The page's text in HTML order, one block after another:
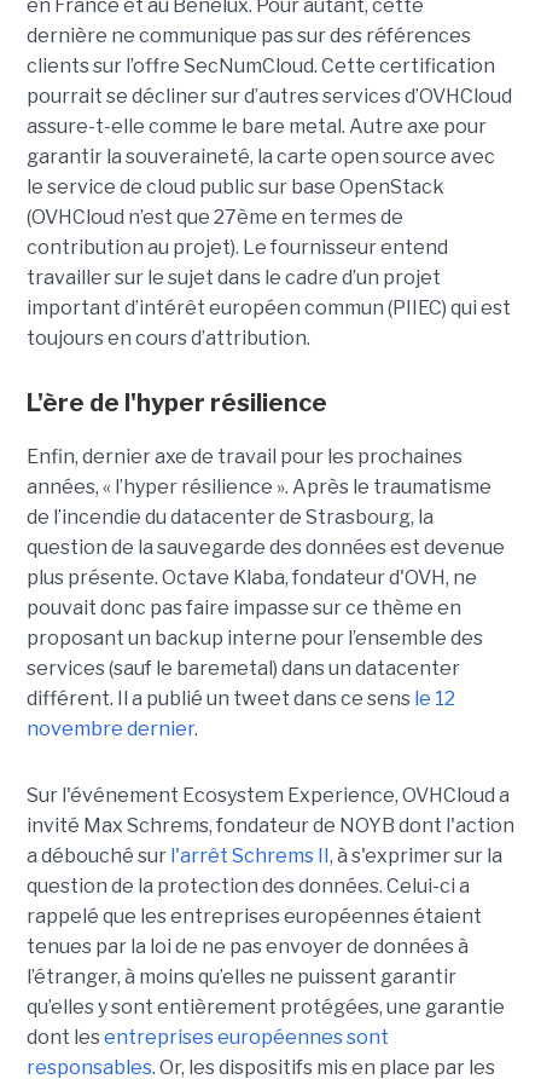
en France et au Benelux. Pour autant, cette
dernière ne communique pas sur des références
clients sur l’offre SecNumCloud. Cette certification
pourrait se décliner sur d’autres services d’OVHCloud
assure-t-elle comme le bare metal. Autre axe pour
garantir la souveraineté, la carte open source avec
le service de cloud public sur base OpenStack
(OVHCloud n’est que 27ème en termes de
contribution au projet). Le fournisseur entend
travailler sur le sujet dans le cadre d’un projet
important d’intérêt européen commun (PIIEC) qui est
toujours en cours d’attribution.
L'ère de l'hyper résilience
Enfin, dernier axe de travail pour les prochaines
années, « l’hyper résilience ». Après le traumatisme
de l’incendie du datacenter de Strasbourg, la
question de la sauvegarde des données est devenue
plus présente. Octave Klaba, fondateur d'OVH, ne
pouvait donc pas faire impasse sur ce thème en
proposant un backup interne pour l’ensemble des
services (sauf le baremetal) dans un datacenter
différent. Il a publié un tweet dans ce sens le 12
novembre dernier.
Sur l'événement Ecosystem Experience, OVHCloud a
invité Max Schrems, fondateur de NOYB dont l'action
a débouché sur l'arrêt Schrems II , à s'exprimer sur la
question de la protection des données. Celui-ci a
rappelé que les entreprises européennes étaient
tenues par la loi de ne pas envoyer de données à
l’étranger, à moins qu’elles ne puissent garantir
qu’elles y sont entièrement protégées, une garantie
dont lesentreprises européennes sont
responsables. Or, les dispositifs mis en place par les